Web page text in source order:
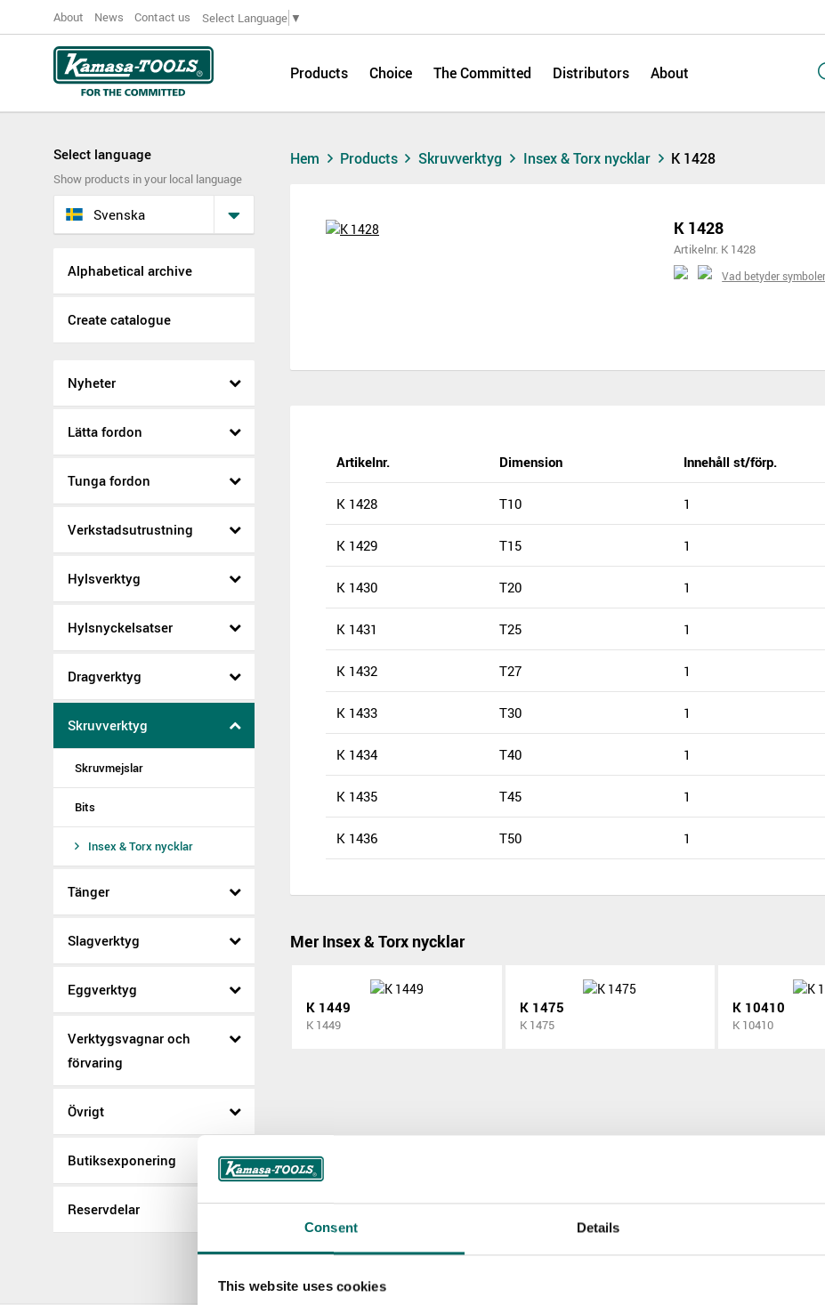
Consent Details
This website uses cookies
About News Contact us Select Language ▼
Products Choice The Committed Distributors About
Select language
Show products in your local language
Svenska
Alphabetical archive
Create catalogue
Nyheter
Lätta fordon
Tunga fordon
Verkstadsutrustning
Hylsverktyg
Hylsnyckelsatser
Dragverktyg
Skruvverktyg
Skruvmejslar
Bits
Insex & Torx nycklar
Tänger
Slagverktyg
Eggverktyg
Verktygsvagnar och
förvaring
Övrigt
Butiksexponering
Reservdelar
Hem Products Skruvverktyg Insex & Torx nycklar K 1428
K 1428
Artikelnr. K 1428
Vad betyder
Artikelnr. Dimension Innehåll st/förp.
K 1428 T10 1
K 1429 T15 1
K 1430 T20 1
K 1431 T25 1
K 1432 T27 1
K 1433 T30 1
K 1434 T40 1
K 1435 T45 1
K 1436 T50 1
Mer Insex & Torx nycklar
K 1449
K 1449
K 1475
K 1475
K 10410
K 10410